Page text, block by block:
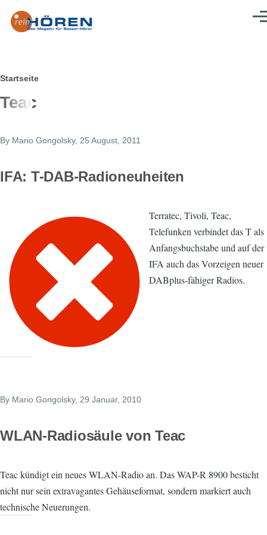
Pfadnavigation
Startseite
Teac
By Mario Gongolsky, 25 August, 2011
IFA: T-DAB-Radioneuheiten
Terratec, Tivoli, Teac,
Telefunken verbindet das T als
Anfangsbuchstabe und auf der
IFA auch das Vorzeigen neuer
DABplus-fähiger Radios.
By Mario Gongolsky, 29 Januar, 2010
WLAN-Radiosäule von Teac
Teac kündigt ein neues WLAN-Radio an. Das WAP-R 8900 besticht
nicht nur sein extravagantes Gehäuseformat, sondern markiert auch
technische Neuerungen.